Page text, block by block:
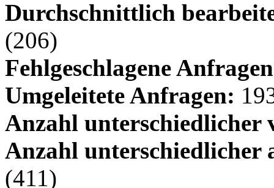
Durchschnittlich
(206)
Fehlgeschlagene
Umgeleitete Anfragen:
Anzahl unterschiedlicher
Anzahl unterschiedlicher
(411)